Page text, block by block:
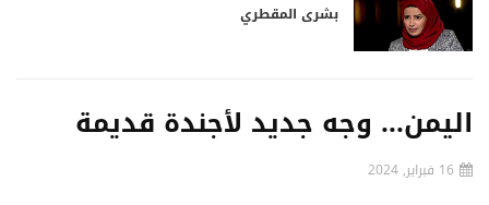
بشرى المقطري
اليمن... وجه جديد لأجندة قديمة
16 فبراير, 2024